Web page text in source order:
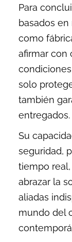
Para
basados
como
afirmar con
solo
también
entregados.
Su
seguridad,
tiempo
abrazar la
aliadas
mundo del